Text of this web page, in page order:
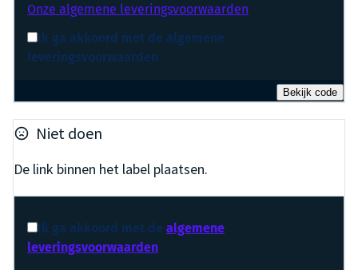
Onze algemene leveringsvoorwaarden
Ik ga akkoord met de algemene
leveringsvoorwaarden
Bekijk code
Niet doen
De link binnen het label plaatsen.
Ik ga akkoord met de algemene
leveringsvoorwaarden